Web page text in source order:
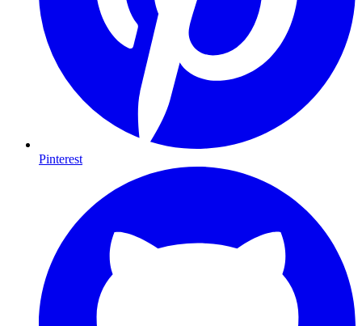
Pinterest